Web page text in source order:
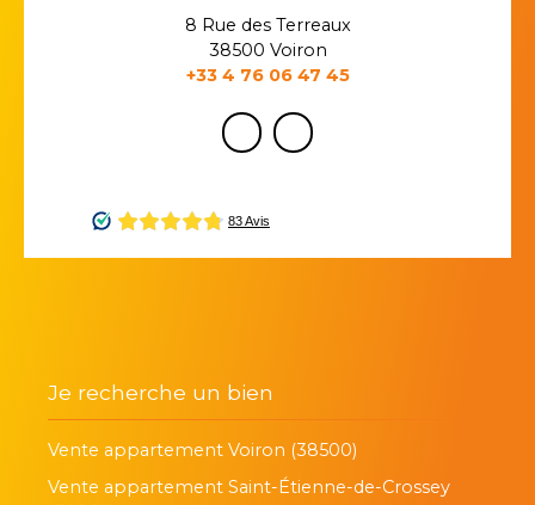
8 Rue des Terreaux
38500 Voiron
+33 4 76 06 47 45
Je recherche un bien
Vente appartement Voiron (38500)
Vente appartement Saint-Étienne-de-Crossey